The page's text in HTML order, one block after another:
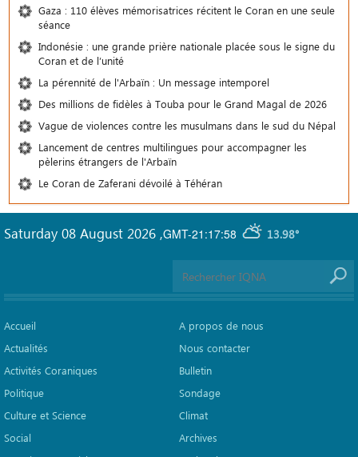
Gaza : 110 élèves mémorisatrices récitent le Coran en une seule
séance
Indonésie : une grande prière nationale placée sous le signe du
Coran et de l’unité
La pérennité de l'Arbaïn : Un message intemporel
Des millions de fidèles à Touba pour le Grand Magal de 2026
Vague de violences contre les musulmans dans le sud du Népal
Lancement de centres multilingues pour accompagner les
pèlerins étrangers de l'Arbaïn
Le Coran de Zaferani dévoilé à Téhéran
GMT-21:17:58 13.98°
Saturday 08 August 2026 ,
Accueil
Actualités
Activités Coraniques
Politique
Culture et Science
Social
A propos de nous
Nous contacter
Bulletin
Sondage
Climat
Archives